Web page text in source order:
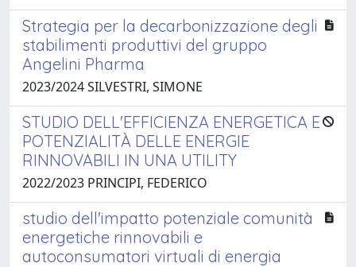
Strategia per la decarbonizzazione degli
stabilimenti produttivi del gruppo
Angelini Pharma
2023/2024 SILVESTRI, SIMONE
STUDIO DELL'EFFICIENZA ENERGETICA E
POTENZIALITÀ DELLE ENERGIE
RINNOVABILI IN UNA UTILITY
2022/2023 PRINCIPI, FEDERICO
studio dell'impatto potenziale comunità
energetiche rinnovabili e
autoconsumatori virtuali di energia